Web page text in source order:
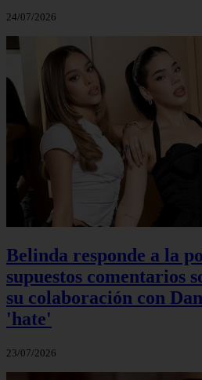
24/07/2026
Belinda responde a la
supuestos comentarios
su colaboración con
'hate'
23/07/2026